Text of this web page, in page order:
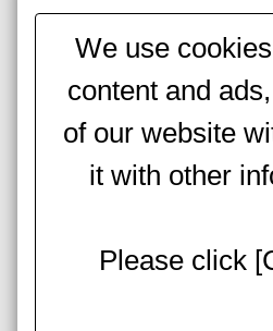
We use
content and
of our website
it with other
Please click